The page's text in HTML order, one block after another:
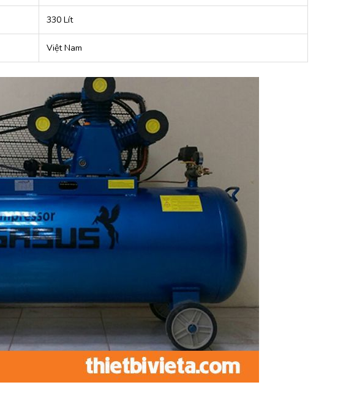
330 Lít
Việt Nam